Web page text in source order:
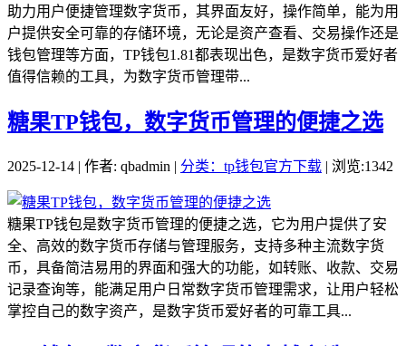
助力用户便捷管理数字货币，其界面友好，操作简单，能为用
户提供安全可靠的存储环境，无论是资产查看、交易操作还是
钱包管理等方面，TP钱包1.81都表现出色，是数字货币爱好者
值得信赖的工具，为数字货币管理带...
糖果TP钱包，数字货币管理的便捷之选
2025-12-14 | 作者: qbadmin | 分类：tp钱包官方下载 | 浏览:1342
糖果TP钱包是数字货币管理的便捷之选，它为用户提供了安
全、高效的数字货币存储与管理服务，支持多种主流数字货
币，具备简洁易用的界面和强大的功能，如转账、收款、交易
记录查询等，能满足用户日常数字货币管理需求，让用户轻松
掌控自己的数字资产，是数字货币爱好者的可靠工具...